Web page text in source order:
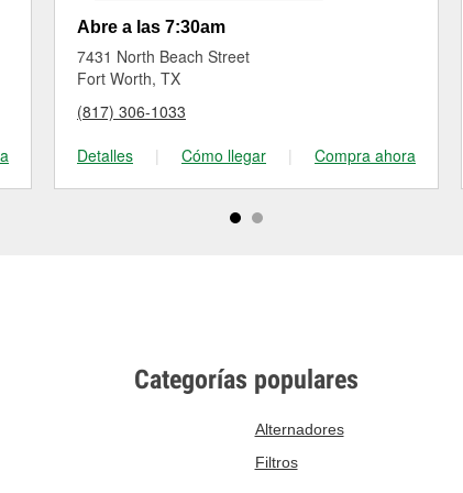
Abre a las 7:30am
7431 North Beach Street
Fort Worth, TX
(817) 306-1033
Detalles
| Cómo llegar | Compra ahora
Categorías populares
Alternadores
Filtros